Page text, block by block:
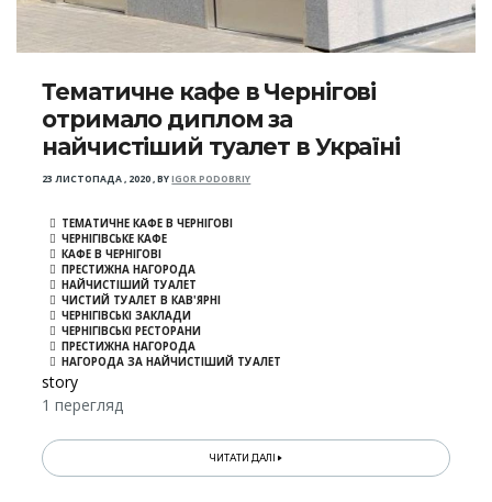
Тематичне кафе в Чернігові
отримало диплом за
найчистіший туалет в Україні
23 ЛИСТОПАДА , 2020,BYIGOR PODOBRIY
ТЕМАТИЧНЕ КАФЕ В ЧЕРНІГОВІ
ЧЕРНІГІВСЬКЕ КАФЕ
КАФЕ В ЧЕРНІГОВІ
ПРЕСТИЖНА НАГОРОДА
НАЙЧИСТІШИЙ ТУАЛЕТ
ЧИСТИЙ ТУАЛЕТ В КАВ'ЯРНІ
ЧЕРНІГІВСЬКІ ЗАКЛАДИ
ЧЕРНІГІВСЬКІ РЕСТОРАНИ
ПРЕСТИЖНА НАГОРОДА
НАГОРОДА ЗА НАЙЧИСТІШИЙ ТУАЛЕТ
story
1 перегляд
ЧИТАТИ ДАЛІ